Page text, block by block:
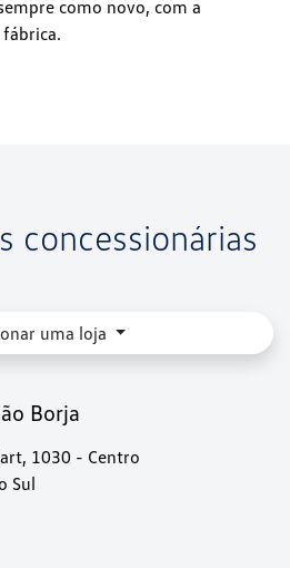
como novo, com a
concessionárias
uma loja
Borja
1030 - Centro
Sul